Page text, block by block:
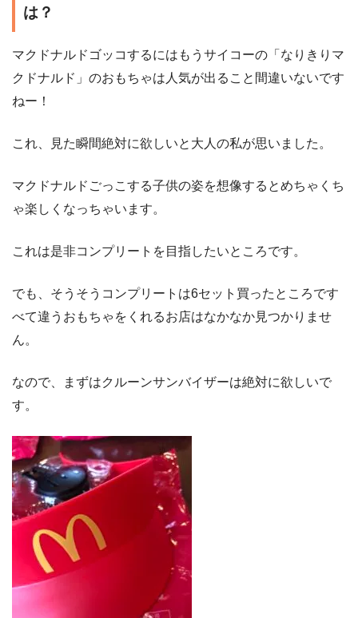
は？
マクドナルドゴッコするにはもうサイコーの「なりきりマ
クドナルド」のおもちゃは人気が出ること間違いないです
ねー！
これ、見た瞬間絶対に欲しいと大人の私が思いました。
マクドナルドごっこする子供の姿を想像するとめちゃくち
ゃ楽しくなっちゃいます。
これは是非コンプリートを目指したいところです。
でも、そうそうコンプリートは6セット買ったところです
べて違うおもちゃをくれるお店はなかなか見つかりませ
ん。
なので、まずはクルーンサンバイザーは絶対に欲しいで
す。